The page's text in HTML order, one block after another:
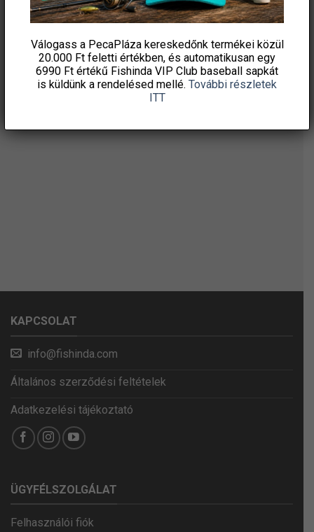
HÍRLEVELÜNKRE!
KAPCSOLAT
info@fishinda.com
Általános szerződési feltételek
Adatkezelési tájékoztató
ÜGYFÉLSZOLGÁLAT
Felhasználói fiók
Válogass a PecaPláza kereskedőnk termékei közül
20.000 Ft feletti értékben, és automatikusan egy
6990 Ft értékű Fishinda VIP Club baseball sapkát
is küldünk a rendelésed mellé. További részletek
ITT